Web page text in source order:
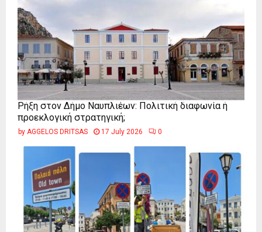
Ρήξη στον Δήμο Ναυπλιέων: Πολιτική διαφωνία ή
προεκλογική στρατηγική;
by AGGELOS DRITSAS 17 July 2026 0